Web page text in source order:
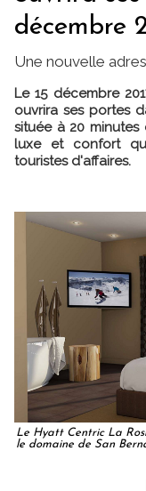
décembre
Une nouvelle
Le 15 décembre
ouvrira ses portes
située à 20 minutes
luxe et confort
touristes d'affaires.
Le Hyatt Centric La
le domaine de San